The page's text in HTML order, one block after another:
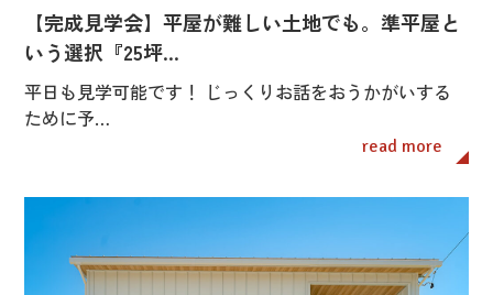
【完成見学会】平屋が難しい土地でも。準平屋と
いう選択『25坪…
平日も見学可能です！ じっくりお話をおうかがいする
ために予…
read more